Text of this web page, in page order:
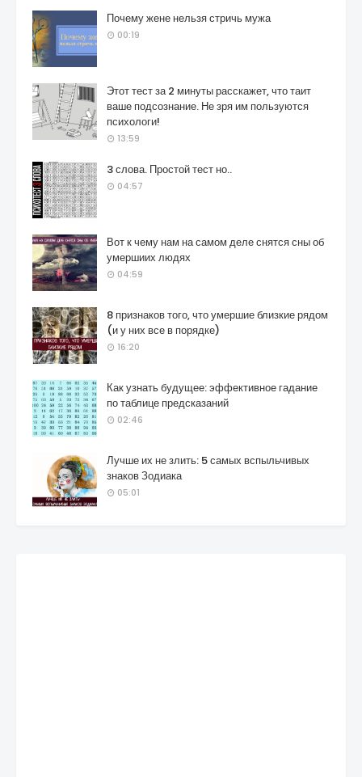
Почему жене нельзя стричь мужа
00:19
Этот тест за 2 минуты расскажет, что таит
ваше подсознание. Не зря им пользуются
психологи!
13:59
3 слова. Простой тест но..
04:57
Вот к чему нам на самом деле снятся сны об
умершиих людях
04:59
8 признаков того, что умершие близкие рядом
(и у них все в порядке)
16:20
Как узнать будущее: эффективное гадание
по таблице предсказаний
02:46
Лучше их не злить: 5 самых вспыльчивых
знаков Зодиака
05:01